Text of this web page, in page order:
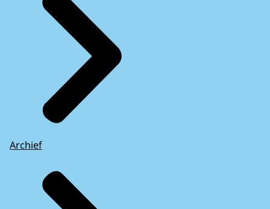
Archief